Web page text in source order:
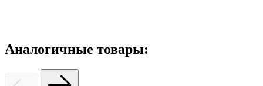
Аналогичные товары: